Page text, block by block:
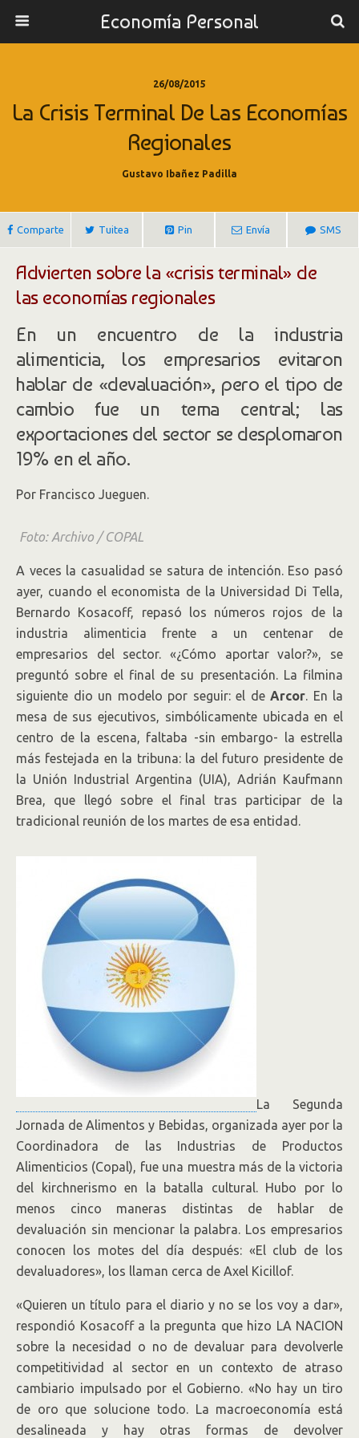
Economía Personal
26/08/2015
La Crisis Terminal De Las Economías
Regionales
Gustavo Ibañez Padilla
Comparte Tuitea Pin Envía SMS
Advierten sobre la «crisis terminal» de
las economías regionales
En un encuentro de la industria
alimenticia, los empresarios evitaron
hablar de «devaluación», pero el tipo de
cambio fue un tema central; las
exportaciones del sector se desplomaron
19% en el año.
Por Francisco Jueguen.
Foto: Archivo / COPAL
A veces la casualidad se satura de intención. Eso pasó
ayer, cuando el economista de la Universidad Di Tella,
Bernardo Kosacoff, repasó los números rojos de la
industria alimenticia frente a un centenar de
empresarios del sector. «¿Cómo aportar valor?», se
preguntó sobre el final de su presentación. La filmina
siguiente dio un modelo por seguir: el de Arcor. En la
mesa de sus ejecutivos, simbólicamente ubicada en el
centro de la escena, faltaba -sin embargo- la estrella
más festejada en la tribuna: la del futuro presidente de
la Unión Industrial Argentina (UIA), Adrián Kaufmann
Brea, que llegó sobre el final tras participar de la
tradicional reunión de los martes de esa entidad.
La Segunda
Jornada de Alimentos y Bebidas, organizada ayer por la
Coordinadora de las Industrias de Productos
Alimenticios (Copal), fue una muestra más de la victoria
del kirchnerismo en la batalla cultural. Hubo por lo
menos cinco maneras distintas de hablar de
devaluación sin mencionar la palabra. Los empresarios
conocen los motes del día después: «El club de los
devaluadores», los llaman cerca de Axel Kicillof.
«Quieren un título para el diario y no se los voy a dar»,
respondió Kosacoff a la pregunta que hizo LA NACION
sobre la necesidad o no de devaluar para devolverle
competitividad al sector en un contexto de atraso
cambiario impulsado por el Gobierno. «No hay un tiro
de oro que solucione todo. La macroeconomía está
desalineada y hay otras formas de devolver